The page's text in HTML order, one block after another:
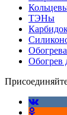
ТЭНы
Обогрев